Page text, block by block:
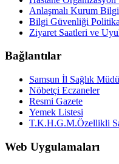
Anlaşmalı Kurum
Bilgi Güvenliği
Ziyaret Saatleri ve
Bağlantılar
Samsun İl Sağlık
Nöbetçi Eczaneler
Resmi Gazete
Yemek Listesi
T.K.H.G.M.Özellikli
Web Uygulamaları